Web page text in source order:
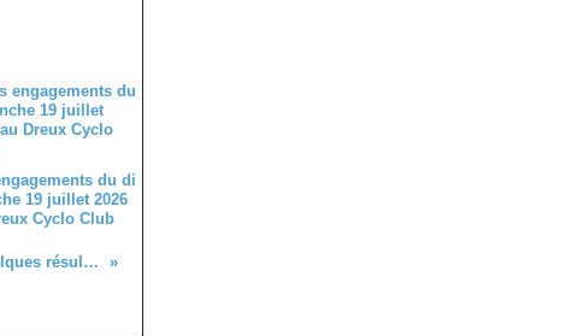
du di
19 juillet 2026
Cyclo Club
Quelques résultats